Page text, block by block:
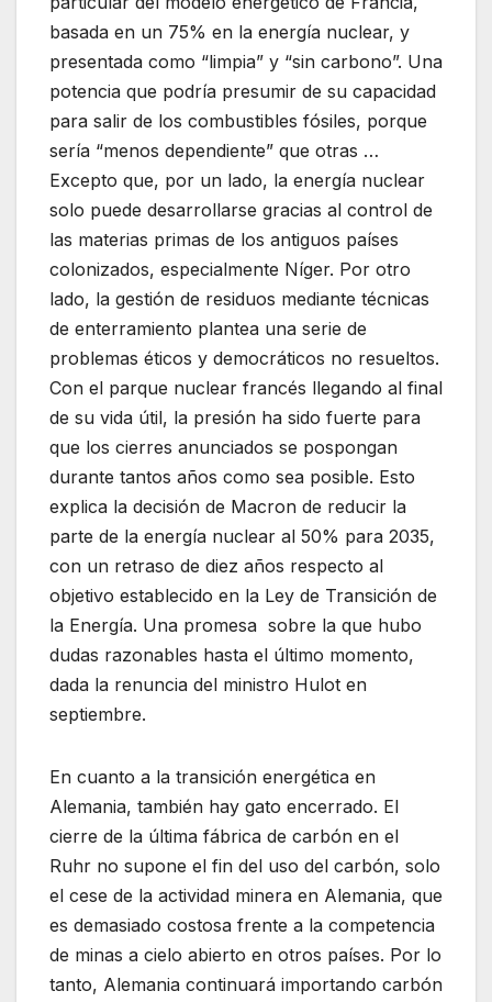
basada en un 75% en la energía nuclear, y
presentada como “limpia” y “sin carbono”. Una
potencia que podría presumir de su capacidad
para salir de los combustibles fósiles, porque
sería “menos dependiente” que otras …
Excepto que, por un lado, la energía nuclear
solo puede desarrollarse gracias al control de
las materias primas de los antiguos países
colonizados, especialmente Níger. Por otro
lado, la gestión de residuos mediante técnicas
de enterramiento plantea una serie de
problemas éticos y democráticos no resueltos.
Con el parque nuclear francés llegando al final
de su vida útil, la presión ha sido fuerte para
que los cierres anunciados se pospongan
durante tantos años como sea posible. Esto
explica la decisión de Macron de reducir la
parte de la energía nuclear al 50% para 2035,
con un retraso de diez años respecto al
objetivo establecido en la Ley de Transición de
la Energía. Una promesa sobre la que hubo
dudas razonables hasta el último momento,
dada la renuncia del ministro Hulot en
septiembre.
En cuanto a la transición energética en
Alemania, también hay gato encerrado. El
cierre de la última fábrica de carbón en el
Ruhr no supone el fin del uso del carbón, solo
el cese de la actividad minera en Alemania, que
es demasiado costosa frente a la competencia
de minas a cielo abierto en otros países. Por lo
tanto, Alemania continuará importando carbón